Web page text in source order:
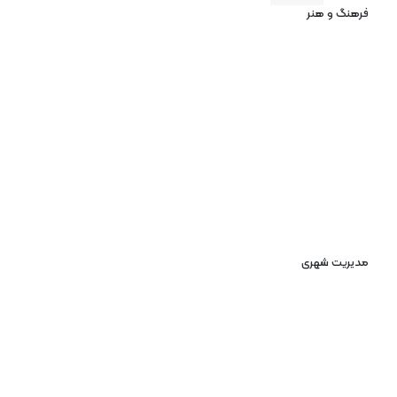
فرهنگ و هنر
مدیریت شهری